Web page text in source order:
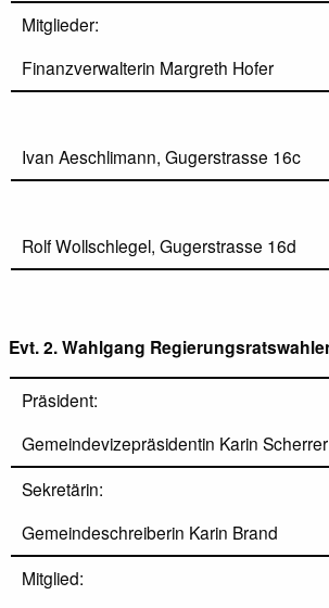
Mitglieder:
Finanzverwalterin Margreth Hofer
Ivan Aeschlimann, Gugerstrasse 16c
Rolf Wollschlegel, Gugerstrasse 16d
Evt. 2. Wahlgang
Präsident:
Gemeindevizepräsidentin Karin Scherrer
Sekretärin:
Gemeindeschreiberin Karin Brand
Mitglied: